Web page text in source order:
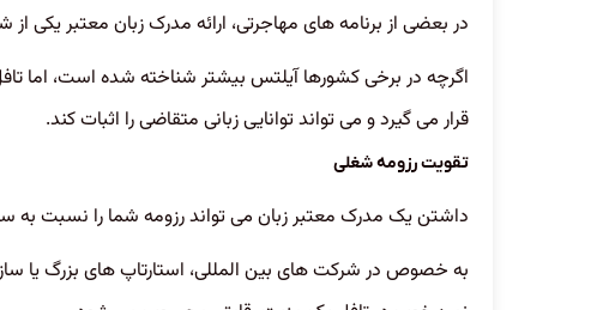
در بعضی از برنامه های مهاجرتی، ارائه مدرک زبان معتبر
اگرچه در برخی کشورها آیلتس بیشتر شناخته شده است، اما
قرار می گیرد و می تواند توانایی زبانی متقاضی را اثبات کند.
تقویت رزومه شغلی
داشتن یک مدرک معتبر زبان می تواند رزومه شما را نسبت به
به خصوص در شرکت های بین المللی، استارتاپ های بزرگ یا